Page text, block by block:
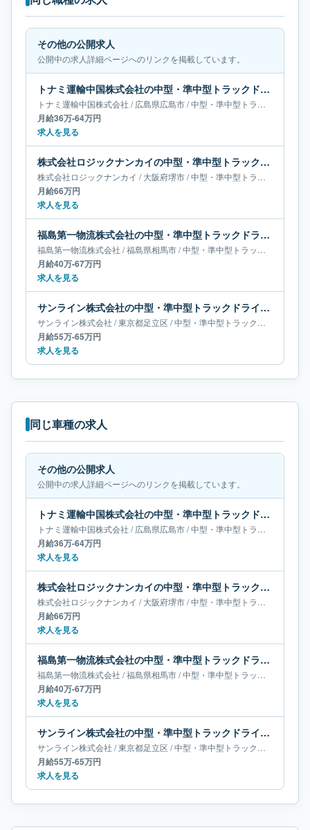
その他の公開求人
公開中の求人詳細ページへのリンクを掲載しています。
トナミ運輸中国株式会社の中型・準中型トラックドライバー求人｜広島県広島市｜月給36万-64万円
トナミ運輸中国株式会社 /広島県広島市/中型・準中型トラックドライバー
月給36万-64万円
求人を見る
株式会社ロジックナンカイの中型・準中型トラックドライバー求人｜大阪府堺市｜月給66万円
株式会社ロジックナンカイ /大阪府堺市/中型・準中型トラックドライバー
月給66万円
求人を見る
福島第一物流株式会社の中型・準中型トラックドライバー求人｜福島県相馬市｜月給40万-67万円
福島第一物流株式会社 /福島県相馬市/中型・準中型トラックドライバー
月給40万-67万円
求人を見る
サンライン株式会社の中型・準中型トラックドライバー求人｜東京都足立区｜月給55万-65万円
サンライン株式会社 /東京都足立区 /中型・準中型トラックドライバー
月給55万-65万円
求人を見る
同じ車種の求人
その他の公開求人
公開中の求人詳細ページへのリンクを掲載しています。
トナミ運輸中国株式会社の中型・準中型トラックドライバー求人｜広島県広島市｜月給36万-64万円
トナミ運輸中国株式会社 /広島県広島市/中型・準中型トラックドライバー
月給36万-64万円
求人を見る
株式会社ロジックナンカイの中型・準中型トラックドライバー求人｜大阪府堺市｜月給66万円
株式会社ロジックナンカイ /大阪府堺市/中型・準中型トラックドライバー
月給66万円
求人を見る
福島第一物流株式会社の中型・準中型トラックドライバー求人｜福島県相馬市｜月給40万-67万円
福島第一物流株式会社 /福島県相馬市/中型・準中型トラックドライバー
月給40万-67万円
求人を見る
サンライン株式会社の中型・準中型トラックドライバー求人｜東京都足立区｜月給55万-65万円
サンライン株式会社 /東京都足立区 /中型・準中型トラックドライバー
月給55万-65万円
求人を見る